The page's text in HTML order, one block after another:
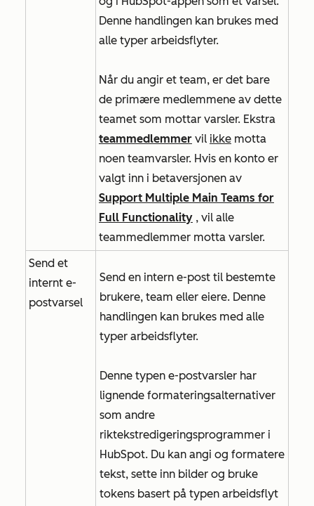
Denne handlingen kan brukes med
alle typer arbeidsflyter.
Når du angir et team, er det bare
de primære medlemmene av dette
teamet som mottar varsler. Ekstra
teammedlemmer vil ikke motta
noen teamvarsler. Hvis en konto er
valgt inn i betaversjonen av
Support Multiple Main Teams for
Full Functionality , vil alle
teammedlemmer motta varsler.
Send et
internt e-
postvarsel
Send en intern e-post til bestemte
brukere, team eller eiere. Denne
handlingen kan brukes med alle
typer arbeidsflyter.
Denne typen e-postvarsler har
lignende formateringsalternativer
som andre
riktekstredigeringsprogrammer i
HubSpot. Du kan angi og formatere
tekst, sette inn bilder og bruke
tokens basert på typen arbeidsflyt